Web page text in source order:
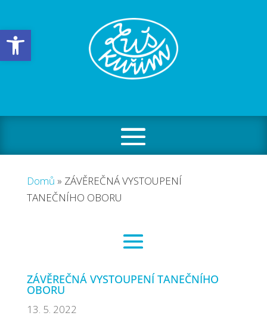
Open toolbar
Domů » ZÁVĚREČNÁ VYSTOUPENÍ
TANEČNÍHO OBORU
ZÁVĚREČNÁ VYSTOUPENÍ TANEČNÍHO
OBORU
13. 5. 2022